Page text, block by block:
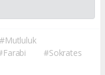
#Mutluluk
#Sokrates